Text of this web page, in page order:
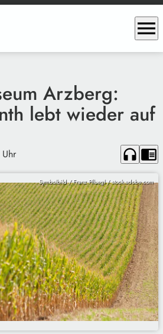
menu
Arzberg:
lebt wieder auf
headphones chrome_reader_mode
Symbolbild / Franz Pfluegl / stock.adobe.com